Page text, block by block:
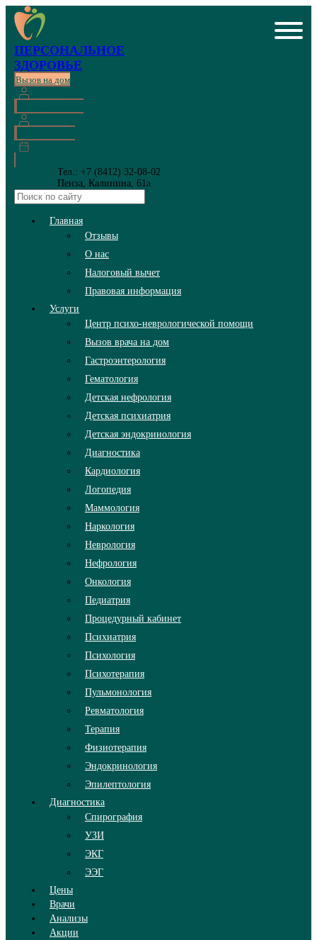
ПЕРСОНАЛЬНОЕ
ЗДОРОВЬЕ
Вызов на дом
Тел.: +7 (8412) 32-08-02
Пенза, Калинина, 61а
Главная
Отзывы
О нас
Налоговый вычет
Правовая информация
Услуги
Центр психо-неврологической помощи
Вызов врача на дом
Гастроэнтерология
Гематология
Детская нефрология
Детская психиатрия
Детская эндокринология
Диагностика
Кардиология
Логопедия
Маммология
Наркология
Неврология
Нефрология
Онкология
Педиатрия
Процедурный кабинет
Психиатрия
Психология
Психотерапия
Пульмонология
Ревматология
Терапия
Физиотерапия
Эндокринология
Эпилептология
Диагностика
Спирография
УЗИ
ЭКГ
ЭЭГ
Цены
Врачи
Анализы
Акции